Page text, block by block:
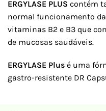
ERGYLASE PLUS contém
normal funcionamento
vitaminas B2 e B3 que
de mucosas saudáveis.
ERGYLASE Plus é uma
gastro-resistente DR